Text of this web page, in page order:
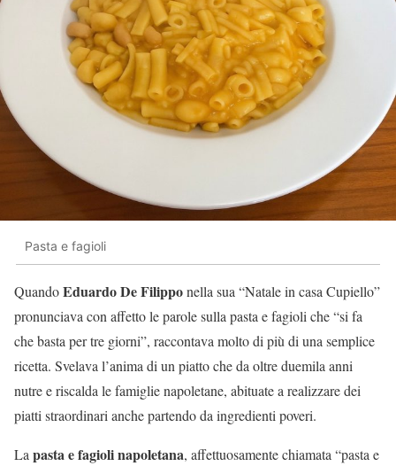
Pasta e fagioli
QuandoEduardo De Filipponella sua “Natale in casa Cupiello”
pronunciava con affetto le parole sulla pasta e fagioli che “si fa
che basta per tre giorni”, raccontava molto di più di una semplice
ricetta. Svelava l’anima di un piatto che da oltre duemila anni
nutre e riscalda le famiglie napoletane, abituate a realizzare dei
piatti straordinari anche partendo da ingredienti poveri.
La pasta e fagioli napoletana, affettuosamente chiamata “pasta e